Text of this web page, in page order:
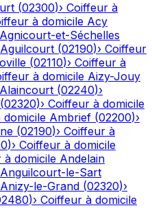
(02300)› Coiffeur à
à domicile Acy
Agnicourt-et-Séchelles
Aguilcourt (02190)› Coiffeur
(02110)› Coiffeur à
à domicile Aizy-Jouy
Alaincourt (02240)›
(02320)› Coiffeur à domicile
Ambrief (02200)›
(02190)› Coiffeur à
)› Coiffeur à domicile
à domicile Andelain
Anguilcourt-le-Sart
Anizy-le-Grand (02320)›
)› Coiffeur à domicile